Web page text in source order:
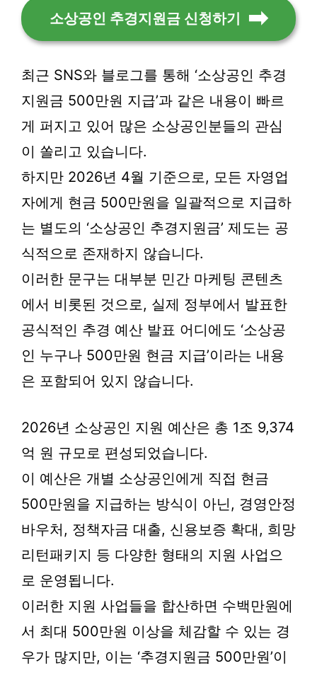
소상공인 추경지원금 신청하기
최근 SNS와 블로그를 통해 ‘소상공인 추경
지원금 500만원 지급’과 같은 내용이 빠르
게 퍼지고 있어 많은 소상공인분들의 관심
이 쏠리고 있습니다.
하지만 2026년 4월 기준으로, 모든 자영업
자에게 현금 500만원을 일괄적으로 지급하
는 별도의 ‘소상공인 추경지원금’ 제도는 공
식적으로 존재하지 않습니다.
이러한 문구는 대부분 민간 마케팅 콘텐츠
에서 비롯된 것으로, 실제 정부에서 발표한
공식적인 추경 예산 발표 어디에도 ‘소상공
인 누구나 500만원 현금 지급’이라는 내용
은 포함되어 있지 않습니다.
2026년 소상공인 지원 예산은 총 1조 9,374
억 원 규모로 편성되었습니다.
이 예산은 개별 소상공인에게 직접 현금
500만원을 지급하는 방식이 아닌, 경영안정
바우처, 정책자금 대출, 신용보증 확대, 희망
리턴패키지 등 다양한 형태의 지원 사업으
로 운영됩니다.
이러한 지원 사업들을 합산하면 수백만원에
서 최대 500만원 이상을 체감할 수 있는 경
우가 많지만, 이는 ‘추경지원금 500만원’이